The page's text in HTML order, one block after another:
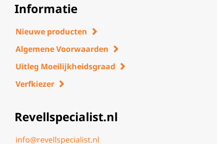
Informatie
Nieuwe producten
Algemene Voorwaarden
Uitleg Moeilijkheidsgraad
Verfkiezer
Revellspecialist.nl
info@revellspecialist.nl